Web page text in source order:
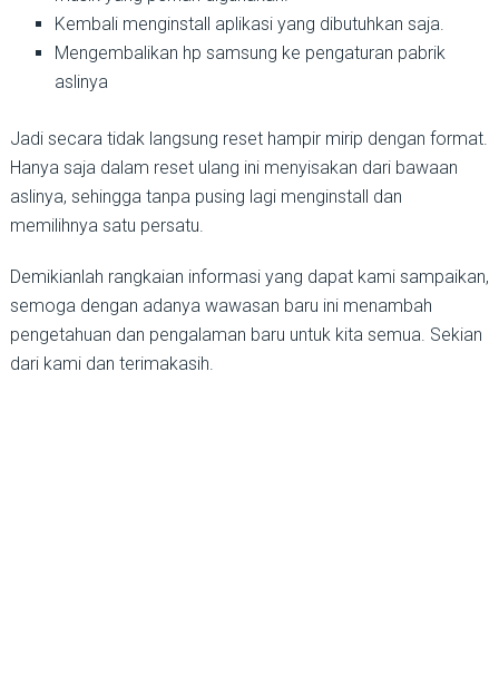
Kembali menginstall aplikasi yang dibutuhkan saja.
Mengembalikan hp samsung ke pengaturan pabrik
aslinya
Jadi secara tidak langsung reset hampir mirip dengan format.
Hanya saja dalam reset ulang ini menyisakan dari bawaan
aslinya, sehingga tanpa pusing lagi menginstall dan
memilihnya satu persatu.
Demikianlah rangkaian informasi yang dapat kami sampaikan,
semoga dengan adanya wawasan baru ini menambah
pengetahuan dan pengalaman baru untuk kita semua. Sekian
dari kami dan terimakasih.